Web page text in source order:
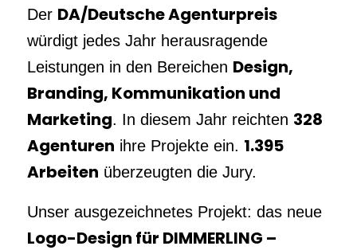
Der DA/Deutsche Agenturpreis
würdigt jedes Jahr herausragende
Leistungen in den Bereichen Design,
Branding, Kommunikation und
Marketing. In diesem Jahr reichten 328
Agenturen ihre Projekte ein. 1.395
Arbeiten überzeugten die Jury.
Unser ausgezeichnetes Projekt: das neue
Logo-Design für DIMMERLING –